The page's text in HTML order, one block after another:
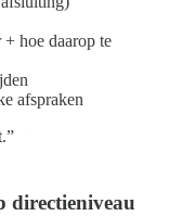
hoe daarop te
afspraken
directieniveau